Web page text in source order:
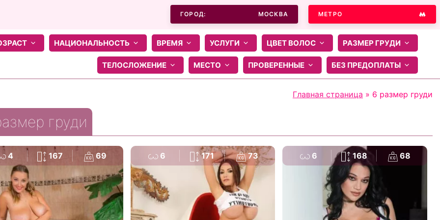
ГОРОД: МОСКВА МЕТРО
НАЦИОНАЛЬНОСТЬ ВРЕМЯ УСЛУГИ ЦВЕТ ВОЛОС РАЗМЕР ГРУДИ
ТЕЛОСЛОЖЕНИЕ МЕСТО ПРОВЕРЕННЫЕ БЕЗ ПРЕДОПЛАТЫ
Главная страница » 6 размер груди
груди
4 167 69 6 171 73 6 168 68